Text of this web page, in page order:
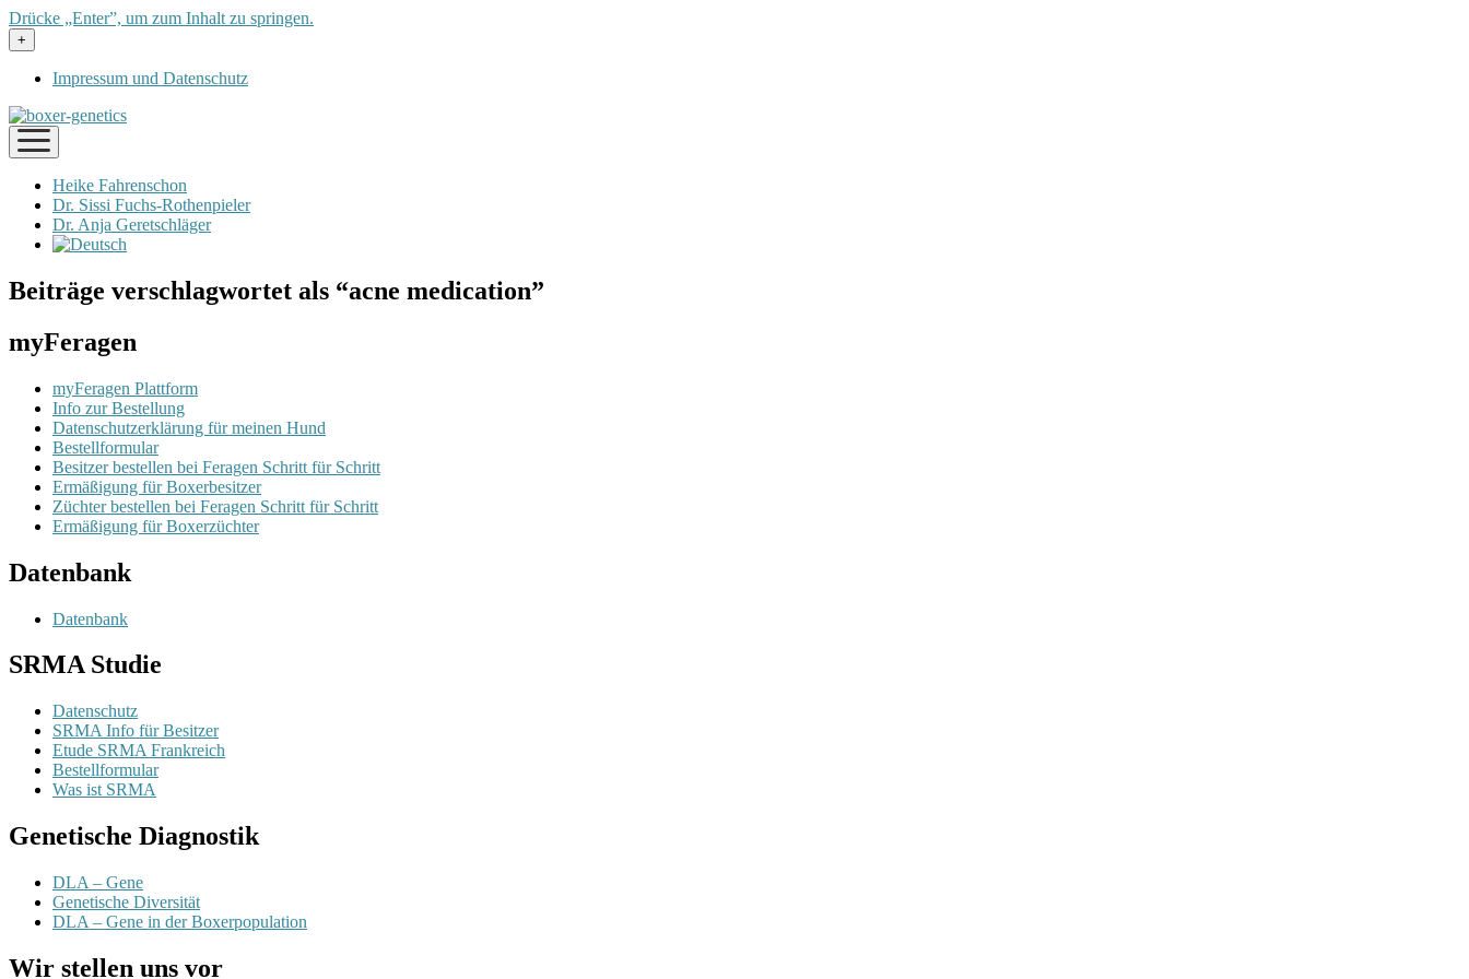
Drücke „Enter”, um zum Inhalt zu springen.
Menü
öffnen
+
Impressum und Datenschutz
Menü
öffnen
Heike Fahrenschon
Dr. Sissi Fuchs-Rothenpieler
Dr. Anja Geretschläger
Beiträge verschlagwortet als “acne medication”
myFeragen
myFeragen Plattform
Info zur Bestellung
Datenschutzerklärung für meinen Hund
Bestellformular
Besitzer bestellen bei Feragen Schritt für Schritt
Ermäßigung für Boxerbesitzer
Züchter bestellen bei Feragen Schritt für Schritt
Ermäßigung für Boxerzüchter
Datenbank
Datenbank
SRMA Studie
Datenschutz
SRMA Info für Besitzer
Etude SRMA Frankreich
Bestellformular
Was ist SRMA
Genetische Diagnostik
DLA – Gene
Genetische Diversität
DLA – Gene in der Boxerpopulation
Wir stellen uns vor